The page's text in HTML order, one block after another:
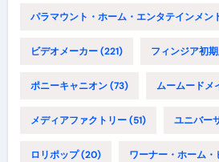
パラマウント・ホーム・エンタテインメン
ビデオメーカー(221) フィンジア初
ポニーキャニオン(73) ムームードメ
メディアファクトリー(51) ユニバー
ロリポップ(20) ワーナー・ホーム・